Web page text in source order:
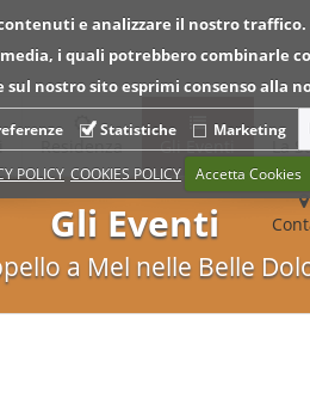
e analizzare il nostro
i quali potrebbero combinarle
nostro sito esprimi consenso alla
Statistiche Marketing
POLICY COOKIES POLICY Accetta Cookies
Residenza Gli Eventi La
Gli Eventi
a Mel nelle Belle